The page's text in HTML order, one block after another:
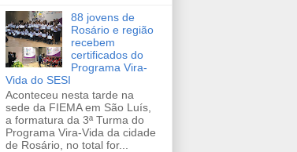
88 jovens de
Rosário e região
recebem
certificados do
Programa Vira-
Vida do SESI
Aconteceu nesta tarde na
sede da FIEMA em São Luís,
a formatura da 3ª Turma do
Programa Vira-Vida da cidade
de Rosário, no total for...